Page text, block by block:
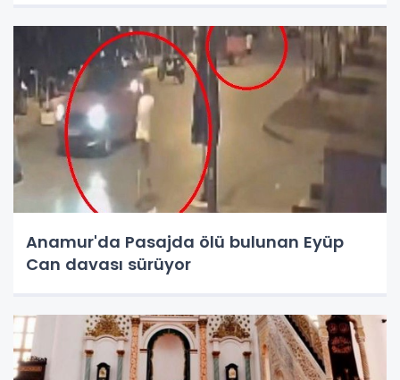
Anamur'da Pasajda ölü bulunan Eyüp
Can davası sürüyor